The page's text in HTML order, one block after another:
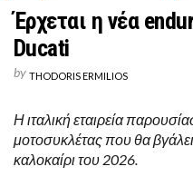
Έρχεται η νέα
Ducati
by THODORIS ERMILIOS
Η ιταλική εταιρεία
μοτοσυκλέτας που θα
καλοκαίρι του 2026.